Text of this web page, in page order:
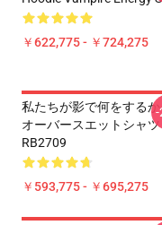
￥622,775 - ￥724,275
私たちが影で何をする
オーバースエットシャツ
RB2709
￥593,775 - ￥695,275
-